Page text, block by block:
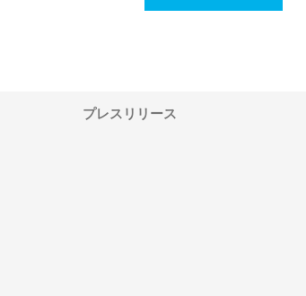
プレスリリース